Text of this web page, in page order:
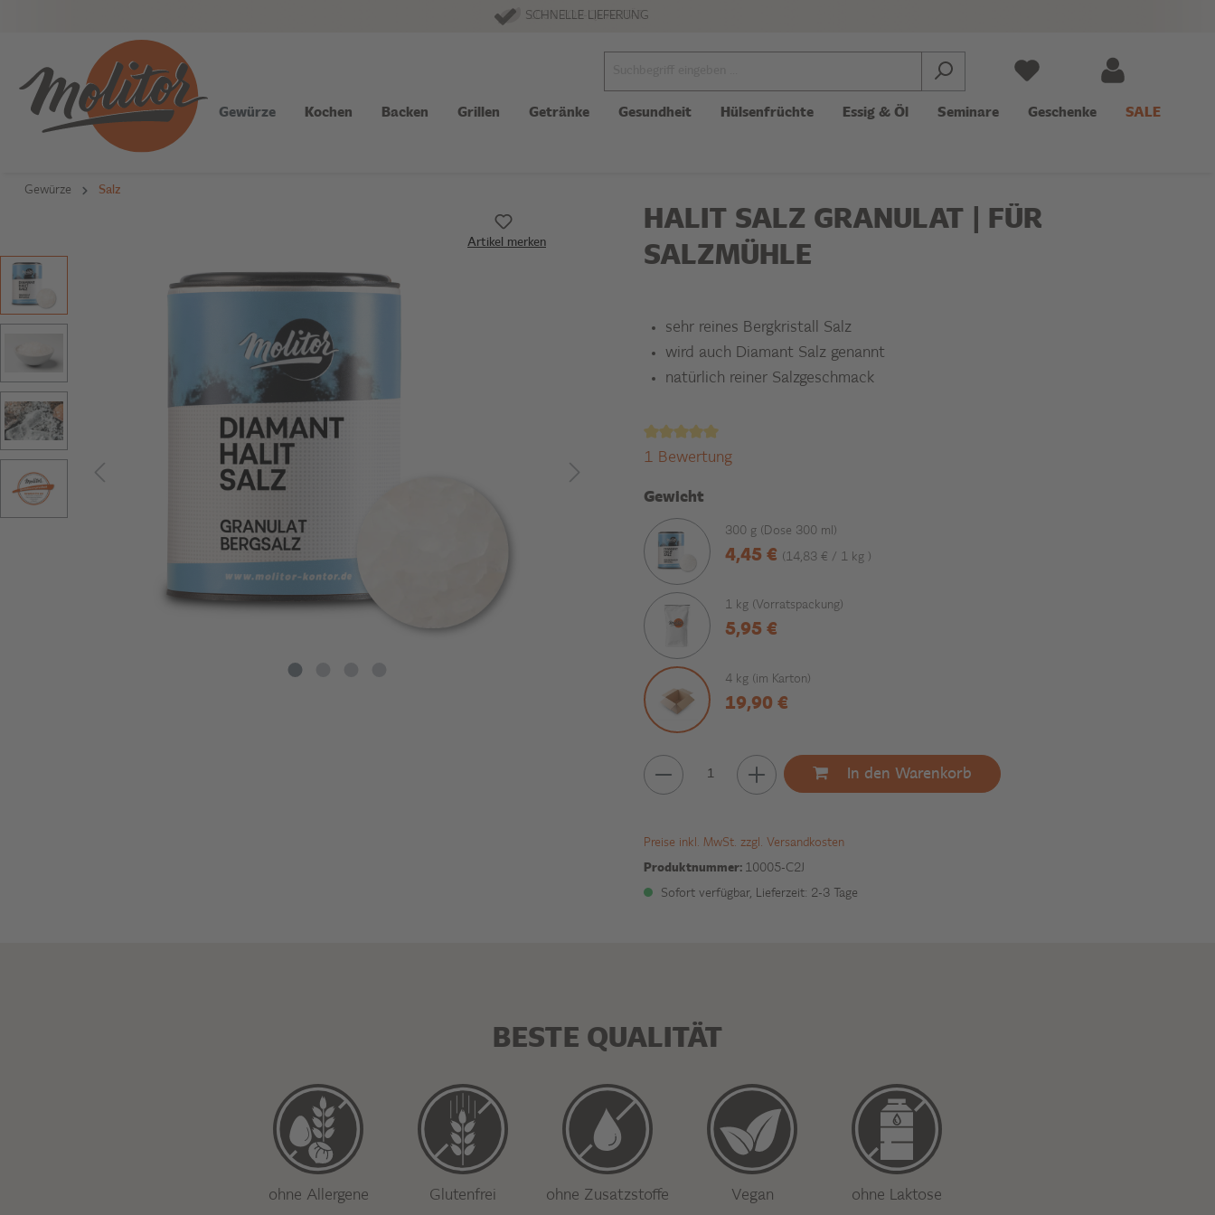
SCHNELLE LIEFERUNG
Gewürze Kochen Backen Grillen Getränke Gesundheit Hülsenfrüchte Essig & Öl Seminare Geschenke SALE
Gewürze Salz
Artikel merken
HALIT SALZ GRANULAT | FÜR
SALZMÜHLE
sehr reines Bergkristall Salz
wird auch Diamant Salz genannt
natürlich reiner Salzgeschmack
1 Bewertung
Gewicht
300 g (Dose 300 ml)
4,45 € (14,83 € / 1 kg )
1 kg (Vorratspackung)
5,95 €
4 kg (im Karton)
19,90 €
In den Warenkorb
Preise inkl. MwSt. zzgl. Versandkosten
Produktnummer: 10005-C2J
Sofort verfügbar, Lieferzeit: 2-3 Tage
BESTE QUALITÄT
ohne Allergene Glutenfrei ohne Zusatzstoffe Vegan ohne Laktose